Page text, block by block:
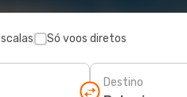
Só voos diretos
Destino